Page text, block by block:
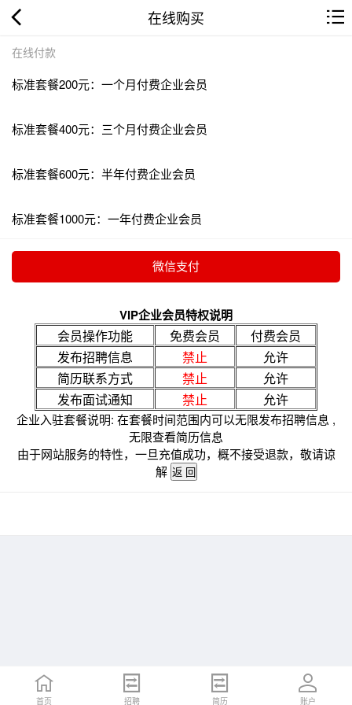
在线购买
在线付款
标准套餐200元：一个月付费企业会员
标准套餐400元：三个月付费企业会员
标准套餐600元：半年付费企业会员
标准套餐1000元：一年付费企业会员
VIP企业会员特权说明
会员操作功能 免费会员
付费会员
发布招聘信息
禁止
允许
简历联系方式
禁止
允许
发布面试通知
禁止 允许
企业入驻套餐说明: 在套餐时间范围内可以无限发布招聘信息 ,
无限查看简历信息
由于网站服务的特性，一旦充值成功，概不接受退款，敬请谅
解
首页 招聘 简历 账户